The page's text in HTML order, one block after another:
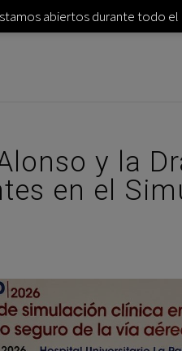
y la
en el
abiertos durante todo